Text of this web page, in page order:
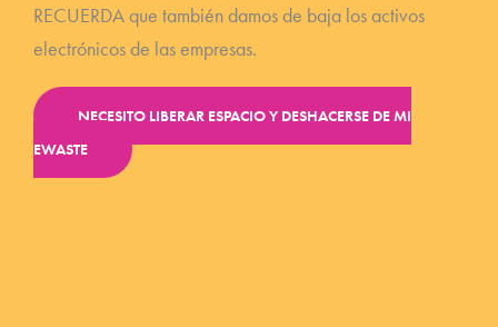
RECUERDA que también damos de baja los activos
electrónicos de las empresas.
NECESITO LIBERAR ESPACIO Y DESHACERSE DE MI
EWASTE